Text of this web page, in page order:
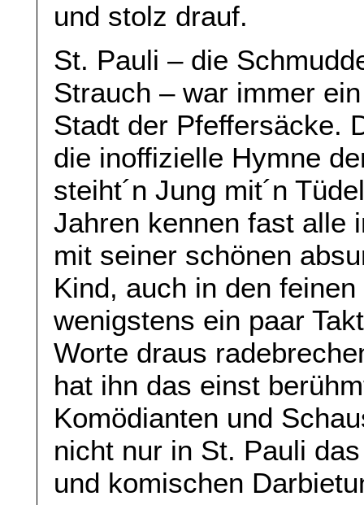
und stolz drauf.
St. Pauli – die
Strauch – war immer
Stadt der Pfeffersäcke.
die inoffizielle Hymne
steiht´n Jung mit´n
Jahren kennen fast alle
mit seiner schönen
Kind, auch in den
wenigstens ein paar
Worte draus
hat ihn das einst
Komödianten und
nicht nur in St. Pauli
und komischen